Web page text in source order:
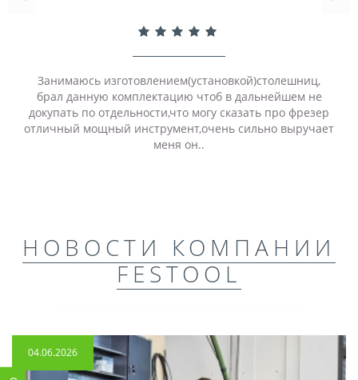
Занимаюсь изготовлением(установкой)столешниц,
брал данную комплектацию чтоб в дальнейшем не
докупать по отдельности,что могу сказать про фрезер
отличный мощный инструмент,очень сильно выручает
меня он..
НОВОСТИ КОМПАНИИ
FESTOOL
04.06.2026